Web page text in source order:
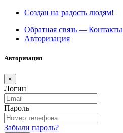
Создан на радость людям!
Обратная связь — Контакты
Авторизация
Авторизация
×
Логин
Пароль
Забыли пароль?